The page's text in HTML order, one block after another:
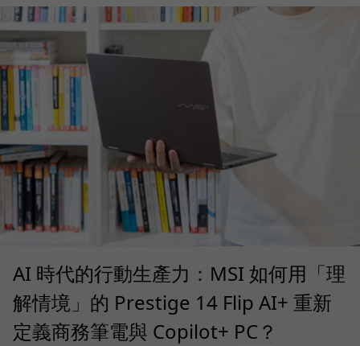
AI 時代的行動生產力：MSI 如何用「理
解情境」的 Prestige 14 Flip AI+ 重新
定義商務筆電與 Copilot+ PC？